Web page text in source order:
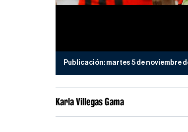
Publicación: martes 5 de noviembre
Karla Villegas Gama